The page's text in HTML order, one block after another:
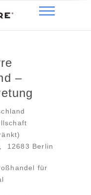
–
12683 Berlin
für